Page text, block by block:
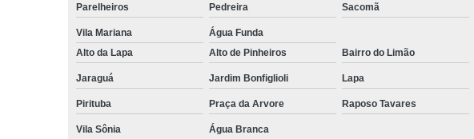
Parelheiros Pedreira Sacomã
Vila Mariana
Água Funda
Alto da Lapa
Alto de Pinheiros Bairro do Limão
Jaraguá Jardim Bonfiglioli Lapa
Pirituba Praça da Arvore Raposo Tavares
Vila Sônia
Água Branca